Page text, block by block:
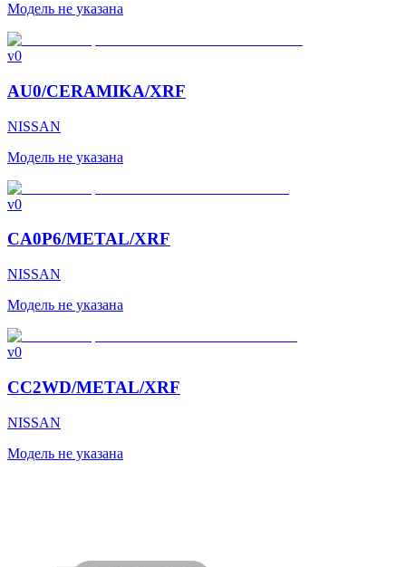
Модель не указана
v0
AU0/CERAMIKA/XRF
NISSAN
Модель не указана
v0
CA0P6/METAL/XRF
NISSAN
Модель не указана
v0
CC2WD/METAL/XRF
NISSAN
Модель не указана